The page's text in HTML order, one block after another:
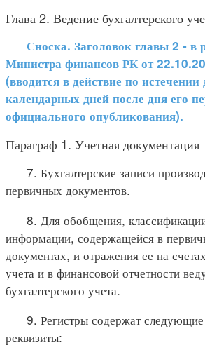
Глава 2. Ведение бухгалтерского
Сноска. Заголовок главы 2 - в
Министра финансов РК от
(вводится в действие по истечении
календарных дней после дня его
официального опубликования).
Параграф 1. Учетная документация
7. Бухгалтерские записи
первичных документов.
8. Для обобщения,
информации, содержащейся в
документах, и отражения ее на
учета и в финансовой отчетности
бухгалтерского учета.
9. Регистры содержат следующие
реквизиты: